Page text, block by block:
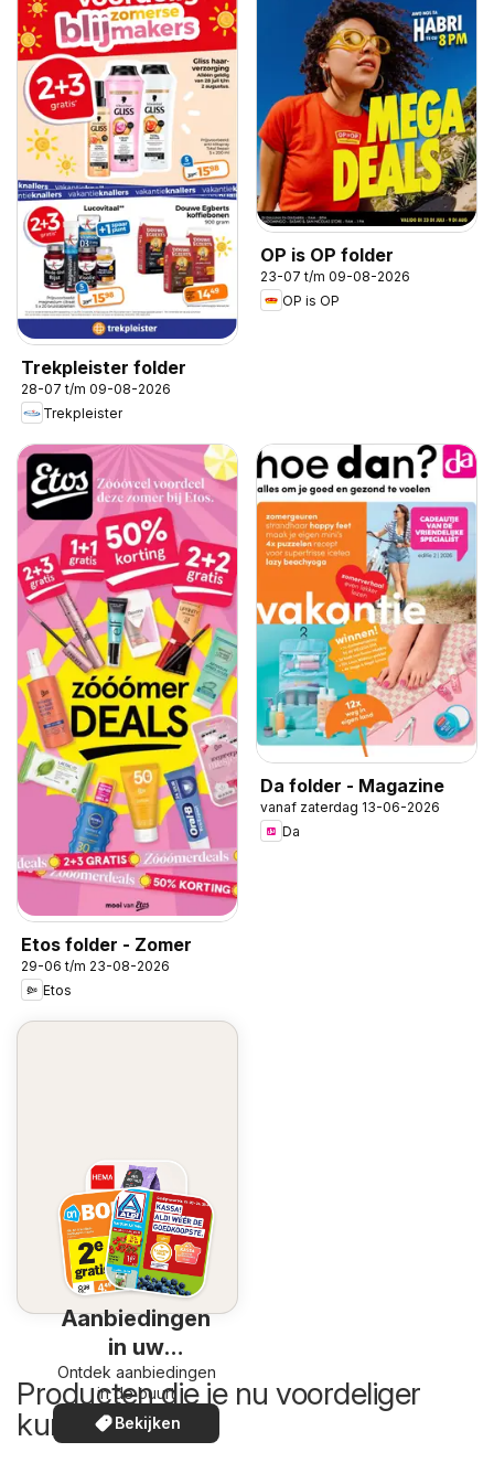
Trekpleister folder
28-07 t/m 09-08-2026
Trekpleister
OP is OP folder
23-07 t/m 09-08-2026
OP is OP
Etos folder - Zomer
29-06 t/m 23-08-2026
Etos
Da folder - Magazine
vanaf zaterdag 13-06-2026
Da
Aanbiedingen
in uw
omgeving
Ontdek aanbiedingen
in de buurt
Bekijken
Producten die je nu voordeliger
kunt kopen